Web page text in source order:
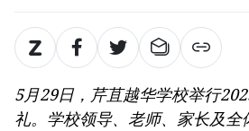
5月29日，芹苴越华学校举行
礼。学校领导、老师、家长及